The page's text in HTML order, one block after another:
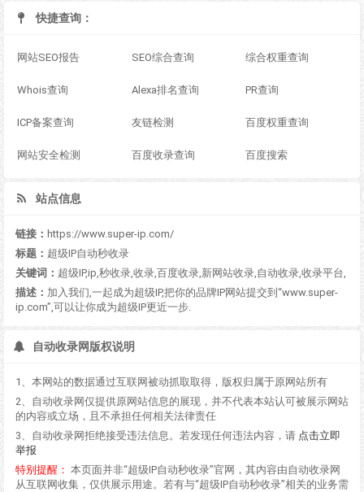
快捷查询：
网站SEO报告 SEO综合查询 综合权重查询
Whois查询 Alexa排名查询 PR查询
ICP备案查询 友链检测 百度权重查询
网站安全检测 百度收录查询 百度搜索
站点信息
链接： https://www.super-ip.com/
标题： 超级IP自动秒收录
关键词： 超级IP,ip,秒收录,收录,百度收录,新网站收录,自动收录,收录平台,
描述： 加入我们,一起成为超级IP,把你的品牌IP网站提交到“www.super-
ip.com”,可以让你成为超级IP更近一步.
自动收录网版权说明
1、本网站的数据通过互联网被动抓取取得，版权归属于原网站所有
2、自动收录网仅提供原网站信息的展现，并不代表本站认可被展示网站
的内容或立场，且不承担任何相关法律责任
3、自动收录网拒绝接受违法信息。若发现任何违法内容，请 点击立即
举报
特别提醒： 本页面并非“超级IP自动秒收录”官网，其内容由自动收录网
从互联网收集，仅供展示用途。若有与“超级IP自动秒收录”相关的业务需